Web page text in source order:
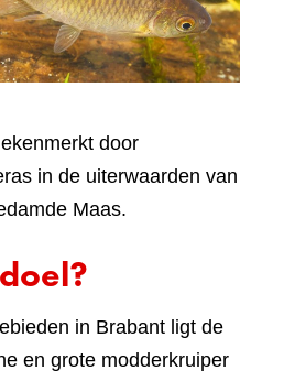
door
in de uiterwaarden van
Maas.
in Brabant ligt de
en grote modderkruiper